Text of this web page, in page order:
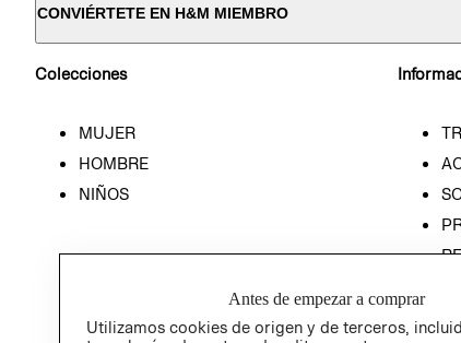
CONVIÉRTETE EN H&M MIEMBRO
Colecciones
MUJER
HOMBRE
NIÑOS
Antes de empezar a comprar
Utilizamos cookies de origen y de terceros,